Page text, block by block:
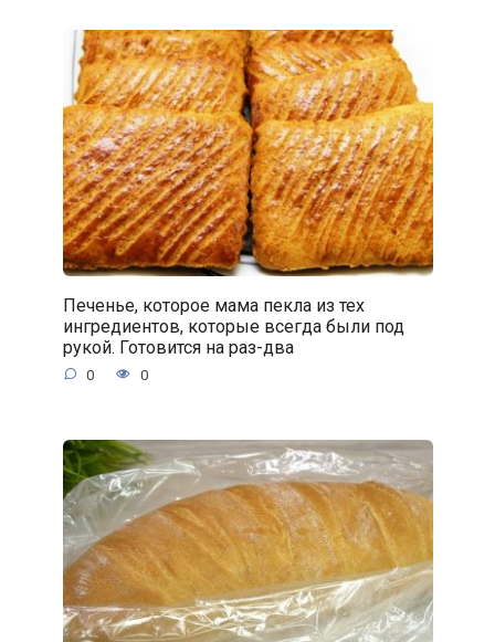
Печенье, которое мама пекла из тех
ингредиентов, которые всегда были под
рукой. Готовится на раз-два
0 0